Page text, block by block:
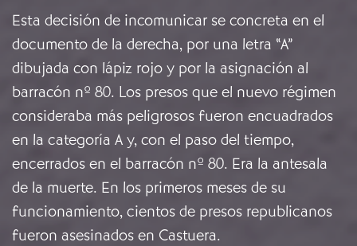
Esta decisión de incomunicar se concreta en el
documento de la derecha, por una letra “A”
dibujada con lápiz rojo y por la asignación al
barracón nº 80. Los presos que el nuevo régimen
consideraba más peligrosos fueron encuadrados
en la categoría A y, con el paso del tiempo,
encerrados en el barracón nº 80. Era la antesala
de la muerte. En los primeros meses de su
funcionamiento, cientos de presos republicanos
fueron asesinados en Castuera.